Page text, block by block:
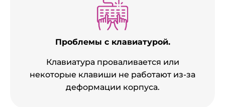
Проблемы с клавиатурой.
Клавиатура проваливается или
некоторые клавиши не работают из-за
деформации корпуса.